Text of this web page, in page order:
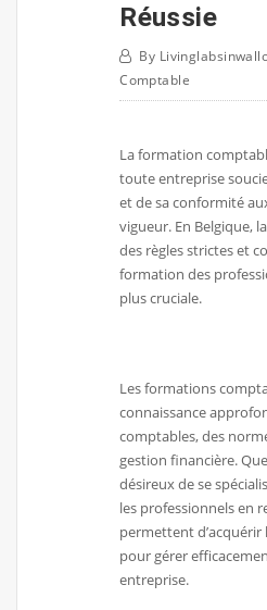
Réussie
By
Comptable
La formation
toute entreprise
et de sa conformité
vigueur. En Belgique,
des règles strictes et
formation des
plus cruciale.
Les formations
connaissance
comptables, des
gestion financière.
désireux de se
les professionnels en
permettent d’acquérir
pour gérer
entreprise.